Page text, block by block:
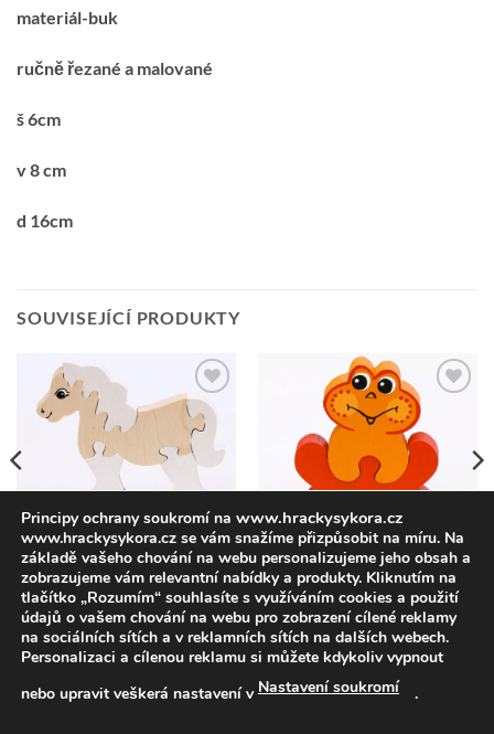
materiál-buk
ručně řezané a malované
š 6cm
v 8 cm
d 16cm
SOUVISEJÍCÍ PRODUKTY
Přidat k
oblíbeným
HRAČKY
Koník Běloušek-rozkládací
90,91Kčbez DPH
110,00Kč vč DPH
Přidat k
oblíbeným
HRAČKY
Žabka oranžovo-červená-
rozkládací
37,19Kčbez DPH
45,00Kčvč DPH
Principy ochrany soukromí na www.hrackysykora.cz
www.hrackysykora.cz se vám snažíme přizpůsobit na míru. Na
základě vašeho chování na webu personalizujeme jeho obsah a
zobrazujeme vám relevantní nabídky a produkty. Kliknutím na
tlačítko „Rozumím“ souhlasíte s využíváním cookies a použití
údajů o vašem chování na webu pro zobrazení cílené reklamy
na sociálních sítích a v reklamních sítích na dalších webech.
Personalizaci a cílenou reklamu si můžete kdykoliv vypnout
nebo upravit veškerá nastavení v Nastavení soukromí .